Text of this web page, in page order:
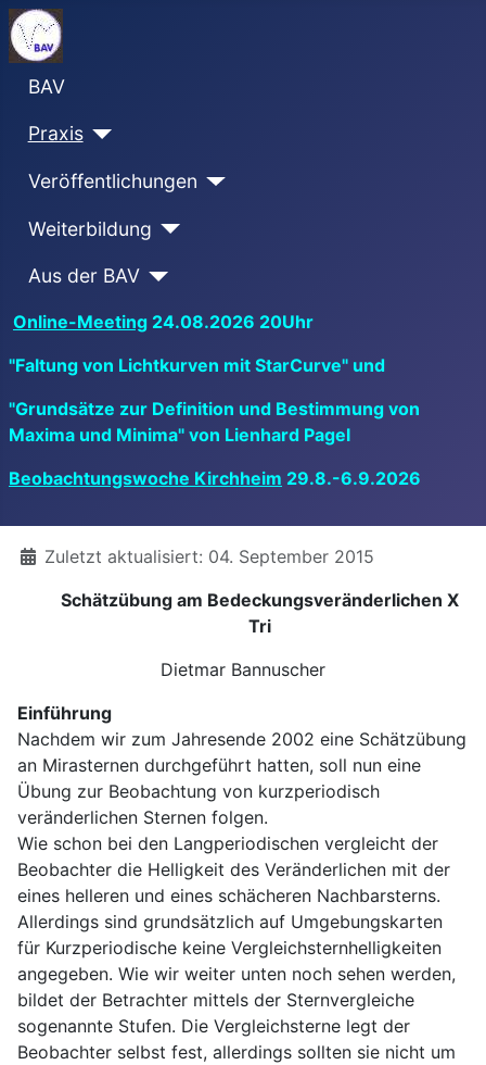
BAV
Praxis
Veröffentlichungen
Weiterbildung
Aus der BAV
Online-Meeting 24.08.2026 20Uhr
"Faltung von Lichtkurven mit StarCurve" und
"Grundsätze zur Definition und Bestimmung von
Maxima und Minima" von Lienhard Pagel
Beobachtungswoche Kirchheim 29.8.-6.9.2026
DetailsZuletzt aktualisiert: 04. September 2015
Schätzübung am Bedeckungsveränderlichen X
Tri
Dietmar Bannuscher
Einführung
Nachdem wir zum Jahresende 2002 eine Schätzübung
an Mirasternen durchgeführt hatten, soll nun eine
Übung zur Beobachtung von kurzperiodisch
veränderlichen Sternen folgen.
Wie schon bei den Langperiodischen vergleicht der
Beobachter die Helligkeit des Veränderlichen mit der
eines helleren und eines schächeren Nachbarsterns.
Allerdings sind grundsätzlich auf Umgebungskarten
für Kurzperiodische keine Vergleichsternhelligkeiten
angegeben. Wie wir weiter unten noch sehen werden,
bildet der Betrachter mittels der Sternvergleiche
sogenannte Stufen. Die Vergleichsterne legt der
Beobachter selbst fest, allerdings sollten sie nicht um